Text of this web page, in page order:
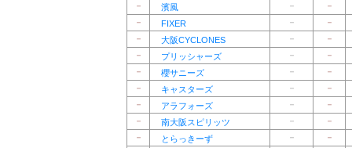
－
濱風 －
－
－
FIXER －
－
－
大阪CYCLONES －
－
－
プリッシャーズ －
－
－
櫻サニーズ －
－
－
キャスターズ －
－
－
アラフォーズ －
－
－
南大阪スピリッツ －
－
－
とらっきーず －
－